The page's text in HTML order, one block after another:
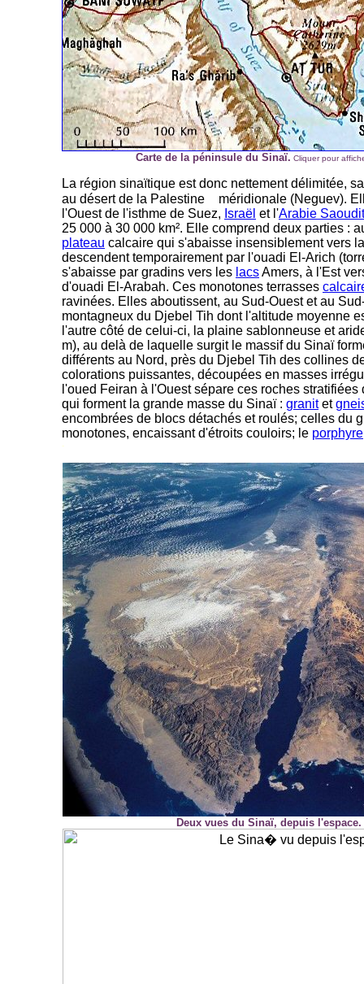
Carte de la péninsule du Sinaï. Cliquer pour
La région sinaïtique est donc nettement délimitée,
au désert de la Palestine
méridionale (Neguev).
l'Ouest de l'isthme de Suez, Israël et l'Arabie
25.000 à 30.000 km². Elle comprend deux parties :
plateau calcaire qui s'abaisse insensiblement vers
descendent temporairement par l'ouadi El-Arich
s'abaisse par gradins vers les lacsAmers, à l'Est
d'ouadi El-Arabah. Ces monotones terrasses
ravinées. Elles aboutissent, au Sud-Ouest et au
montagneux du Djebel Tih dont l'altitude moyenne
l'autre côté de celui-ci, la plaine sablonneuse et
m), au delà de laquelle surgit le massif du Sinaï
différents au Nord, près du Djebel Tih des collines
colorations puissantes, découpées en masses
l'oued Feiran à l'Ouest sépare ces roches
qui forment la grande masse du Sinaï : granitet
encombrées de blocs détachés et roulés; celles du
monotones, encaissant d'étroits couloirs; le porphyre
-
Deux vues du Sinaï, depuis l'espace.